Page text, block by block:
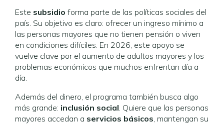
Este subsidio forma parte de las políticas sociales del
país. Su objetivo es claro: ofrecer un ingreso mínimo a
las personas mayores que no tienen pensión o viven
en condiciones difíciles. En 2026, este apoyo se
vuelve clave por el aumento de adultos mayores y los
problemas económicos que muchos enfrentan día a
día.
Además del dinero, el programa también busca algo
más grande: inclusión social. Quiere que las personas
mayores accedan a servicios básicos, mantengan su